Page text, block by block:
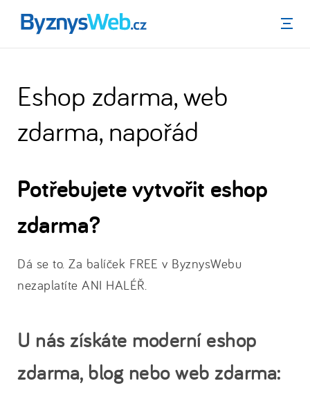
Menu
Eshop zdarma, web
zdarma, napořád
Potřebujete vytvořit eshop
zdarma?
Dá se to. Za balíček FREE v ByznysWebu
nezaplatíte ANI HALÉŘ.
U nás získáte moderní eshop
zdarma, blog nebo web zdarma: